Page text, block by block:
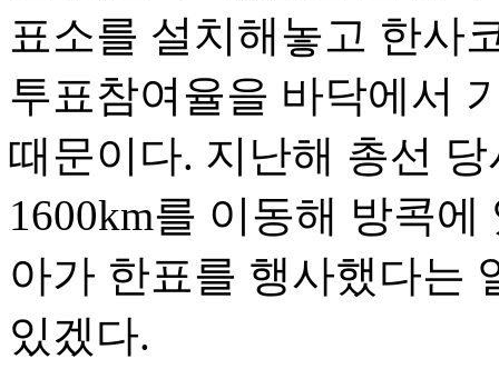
표소를 설치해놓고 한사
투표참여율을 바닥에서
때문이다. 지난해 총선
1600km를 이동해 방콕
아가 한표를 행사했다는
있겠다.